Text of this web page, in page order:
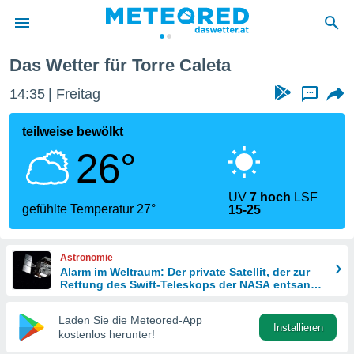
wurde
dass
sind.
diese
Das Wetter für Torre Caleta
14:35 Freitag ...
teilweise bewölkt
26°
gefühlte Temperatur 27°
UV7 hoch LSF
15-25
Astronomie
Alarm im Weltraum: Der private Satellit, der zur
Rettung des Swift-Teleskops der NASA entsandt
Laden Sie die Meteored-App
kostenlos herunter!
Installieren